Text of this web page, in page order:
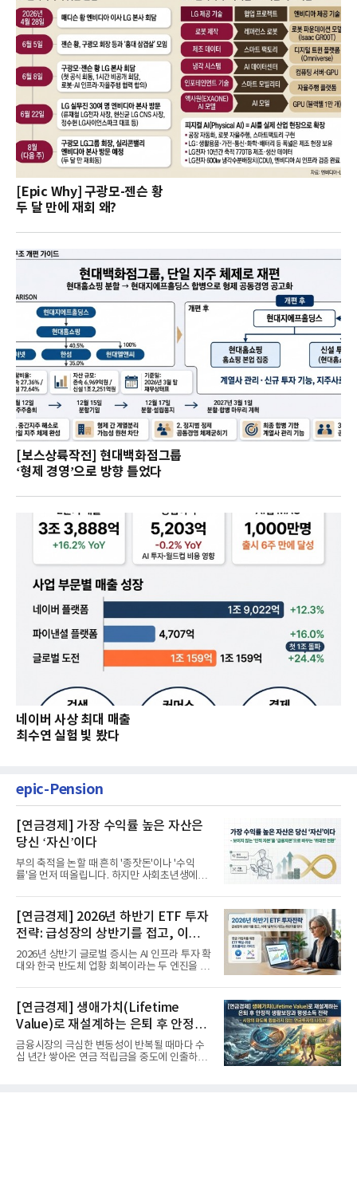
[Epic Why] 구광모-젠슨 황
두 달 만에 재회 왜?
[보스상륙작전] 현대백화점그룹
‘형제 경영’으로 방향 틀었다
네이버 사상 최대 매출
최수연 실험 빛 봤다
epic-Pension
[연금경제] 가장 수익률 높은 자산은
당신 ‘자신’이다
부의 축적을 논할 때 흔히 '종잣돈'이나 '수익
률'을 먼저 떠올립니다. 하지만 사회초년생에게
[연금경제] 2026년 하반기 ETF 투자
전략: 급성장의 상반기를 접고, 이제
'실적'이 가르는 하반기를 맞다
2026년 상반기 글로벌 증시는 AI 인프라 투자 확
대와 한국 반도체 업황 회복이라는 두 엔진을 달
[연금경제] 생애가치(Lifetime
Value)로 재설계하는 은퇴 후 안정적
생활보장과 평생소득 전략
금융시장의 극심한 변동성이 반복될 때마다 수
십 년간 쌓아온 연금 적립금을 중도에 인출하거